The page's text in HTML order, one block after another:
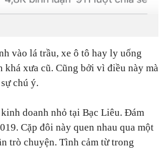
vào lá trầu, xe ô tô hay ly uống
xưa cũ. Cũng bởi vì điều này mà
chú ý.
doanh nhỏ tại Bạc Liêu. Đám
Cặp đôi này quen nhau qua một
trò chuyện. Tình cảm từ trong